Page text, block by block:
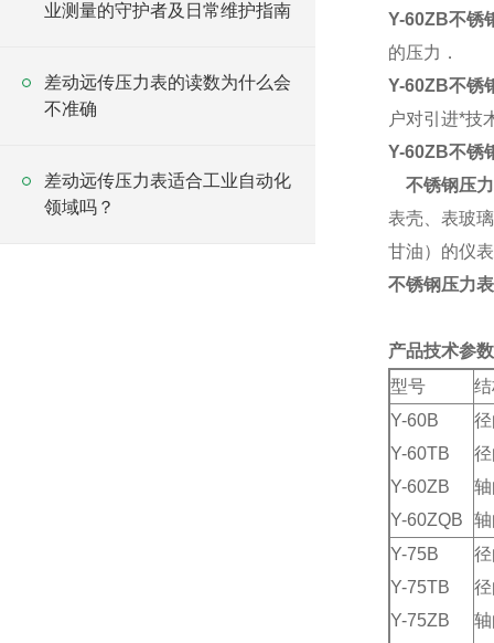
业测量的守护者及日常维护指南
差动远传压力表的读数为什么会
不准确
差动远传压力表适合工业自动化
领域吗？
Y-60ZB不锈
的压力．
Y-60ZB不锈
户对引进*技
Y-60ZB不锈
不锈钢压
表壳、表玻
甘油）的仪
不锈钢压力表
产品技术参
型号
Y-60B
Y-60TB
Y-60ZB
Y-60ZQB
Y-75B
Y-75TB
Y-75ZB